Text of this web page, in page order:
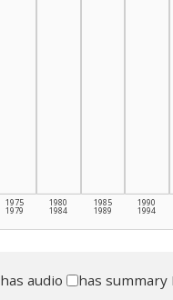
1975
1979
1980
1984
1985
1989
1990
1994
has audio has summary